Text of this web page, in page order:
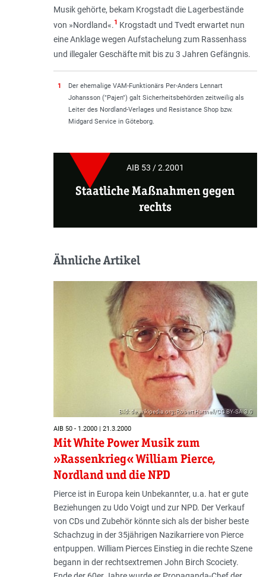
Musik gehörte, bekam Krogstadt die Lagerbestände
von »Nordland«.1 Krogstadt und Tvedt erwartet nun
eine Anklage wegen Aufstachelung zum Rassenhass
und illegaler Geschäfte mit bis zu 3 Jahren Gefängnis.
1
Der ehemalige VAM-Funktionärs Per-Anders Lennart
Johansson ("Pajen") galt Sicherheitsbehörden zeitweilig als
Leiter des Nordland-Verlages und Resistance Shop bzw.
Midgard Service in Göteborg.
AIB 53 / 2.2001
Staatliche Maßnahmen gegen
rechts
Ähnliche Artikel
Bild: de.wikipedia.org; Robert Hartnell/CC BY-SA 3.0
AIB 50 - 1.2000 | 21.3.2000
Mit White Power Musik zum
»Rassenkrieg« William Pierce,
Nordland und die NPD
Pierce ist in Europa kein Unbekannter, u.a. hat er gute
Beziehungen zu Udo Voigt und zur NPD. Der Verkauf
von CDs und Zubehör könnte sich als der bisher beste
Schachzug in der 35jährigen Nazikarriere von Pierce
entpuppen. William Pierces Einstieg in die rechte Szene
begann in der rechtsextremen John Birch Scociety.